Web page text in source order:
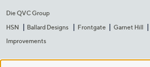
Die QVC Group
HSN
Ballard Designs Frontgate Garnet Hill
Improvements